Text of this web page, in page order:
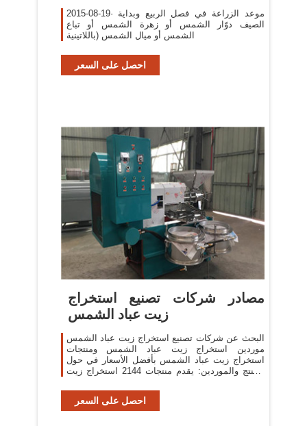
2015-08-19· موعد الزراعة في فصل الربيع وبداية
الصيف دوّار الشمس أو زهرة الشمس أو تباع
الشمس أو ميال الشمس (باللاتينية
احصل على السعر
مصادر شركات تصنيع استخراج
زيت عباد الشمس
البحث عن شركات تصنيع استخراج زيت عباد الشمس
موردين استخراج زيت عباد الشمس ومنتجات
استخراج زيت عباد الشمس بأفضل الأسعار في حول
المنتج والموردين: يقدم منتجات 2144 استخراج زيت
احصل على السعر